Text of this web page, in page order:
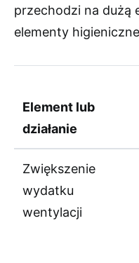
przechodzi na dużą
elementy
Element lub
działanie
Zwiększenie
wydatku
wentylacji